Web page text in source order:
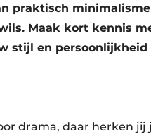
praktisch
Maak kort kennis
stijl en
drama, daar herken jij